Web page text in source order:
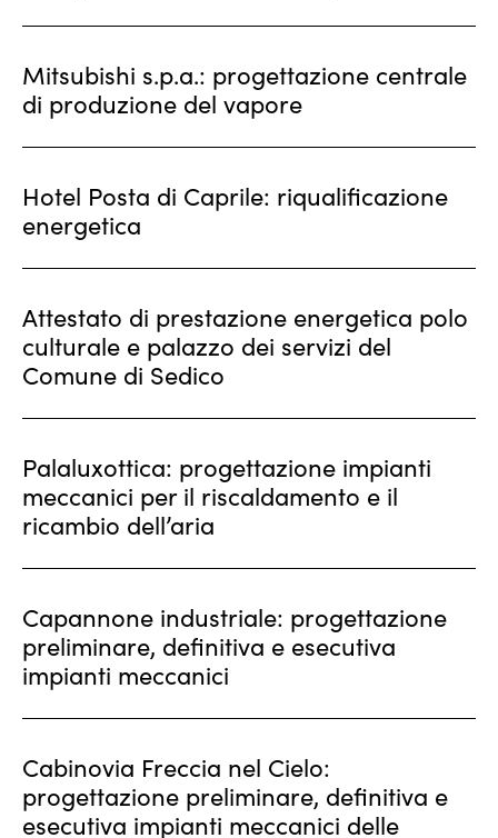
Mitsubishi s.p.a.: progettazione centrale
di produzione del vapore
Hotel Posta di Caprile: riqualificazione
energetica
Attestato di prestazione energetica polo
culturale e palazzo dei servizi del
Comune di Sedico
Palaluxottica: progettazione impianti
meccanici per il riscaldamento e il
ricambio dell’aria
Capannone industriale: progettazione
preliminare, definitiva e esecutiva
impianti meccanici
Cabinovia Freccia nel Cielo:
progettazione preliminare, definitiva e
esecutiva impianti meccanici delle